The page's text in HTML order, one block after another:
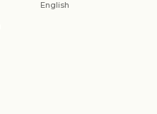
English